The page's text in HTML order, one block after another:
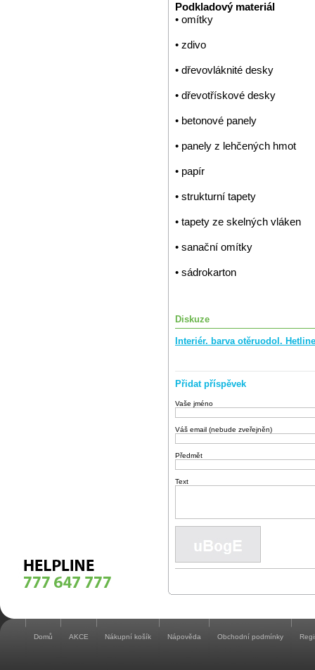
Podkladový materiál
• omítky
• zdivo
• dřevovláknité desky
• dřevotřískové desky
• betonové panely
• panely z lehčených hmot
• papír
• strukturní tapety
• tapety ze skelných vláken
• sanační omítky
• sádrokarton
Diskuze
Interiér. barva otěruodol.
Přidat příspěvek
Vaše jméno
Váš email (nebude zveřejněn)
Předmět
Text
Domů AKCE Nákupní košík Nápověda Obchodní podmínky